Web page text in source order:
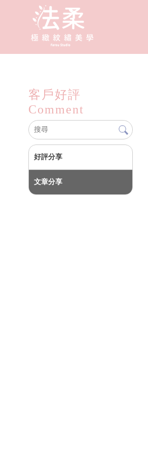
客戶好評
Comment
好評分享
文章分享